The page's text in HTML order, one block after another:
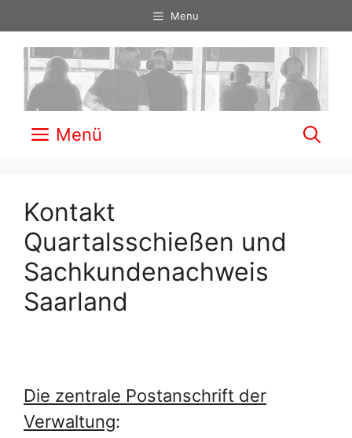
Inhalt
springen
Menu
Menü
Kontakt
Quartalsschießen und
Sachkundenachweis
Saarland
Die zentrale Postanschrift der
Verwaltung: